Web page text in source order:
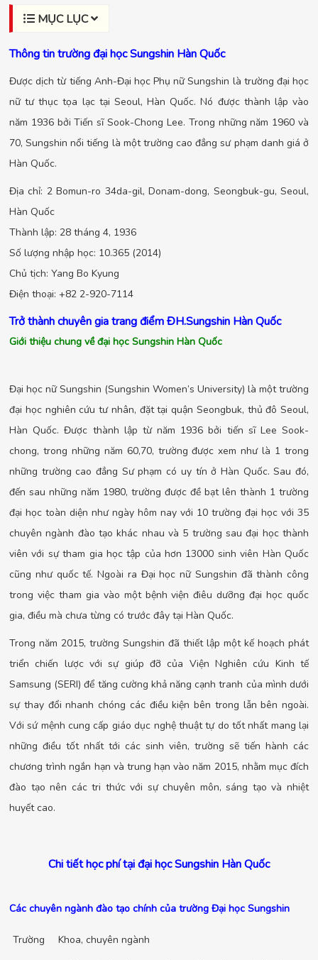
MỤC LỤC
Thông tin trường đại học Sungshin Hàn Quốc
Được dịch từ tiếng Anh-Đại học Phụ nữ Sungshin là trường đại học
nữ tư thục tọa lạc tại Seoul, Hàn Quốc. Nó được thành lập vào
năm 1936 bởi Tiến sĩ Sook-Chong Lee. Trong những năm 1960 và
70, Sungshin nổi tiếng là một trường cao đẳng sư phạm danh giá ở
Hàn Quốc.
Địa chỉ: 2 Bomun-ro 34da-gil, Donam-dong, Seongbuk-gu, Seoul,
Hàn Quốc
Thành lập: 28 tháng 4, 1936
Số lượng nhập học: 10.365 (2014)
Chủ tịch: Yang Bo Kyung
Điện thoại: +82 2-920-7114
Trở thành chuyên gia trang điểm ĐH.Sungshin Hàn Quốc
Giới thiệu chung về đại học Sungshin Hàn Quốc
Đại học nữ Sungshin (Sungshin Women’s University) là một trường
đại học nghiên cứu tư nhân, đặt tại quận Seongbuk, thủ đô Seoul,
Hàn Quốc. Được thành lập từ năm 1936 bởi tiến sĩ Lee Sook-
chong, trong những năm 60,70, trường được xem như là 1 trong
những trường cao đẳng Sư phạm có uy tín ở Hàn Quốc. Sau đó,
đến sau những năm 1980, trường được đề bạt lên thành 1 trường
đại học toàn diện như ngày hôm nay với 10 trường đại học với 35
chuyên ngành đào tạo khác nhau và 5 trường sau đại học thành
viên với sự tham gia học tập của hơn 13000 sinh viên Hàn Quốc
cũng như quốc tế. Ngoài ra Đại học nữ Sungshin đã thành công
trong việc tham gia vào một bệnh viện điêu dưỡng đại học quốc
gia, điều mà chưa từng có trước đây tại Hàn Quốc.
Trong năm 2015, trường Sungshin đã thiết lập một kế hoạch phát
triển chiến lược với sự giúp đỡ của Viện Nghiên cứu Kinh tế
Samsung (SERI) để tăng cường khả năng cạnh tranh của mình dưới
sự thay đổi nhanh chóng các điều kiện bên trong lẫn bên ngoài.
Với sứ mệnh cung cấp giáo dục nghệ thuật tự do tốt nhất mang lại
những điều tốt nhất tới các sinh viên, trường sẽ tiến hành các
chương trình ngắn hạn và trung hạn vào năm 2015, nhằm mục đích
đào tạo nên các tri thức với sự chuyên môn, sáng tạo và nhiệt
huyết cao.
Chi tiết học phí tại đại học Sungshin Hàn Quốc
Các chuyên ngành đào tạo chính của trường Đại học Sungshin
Trường Khoa, chuyên ngành